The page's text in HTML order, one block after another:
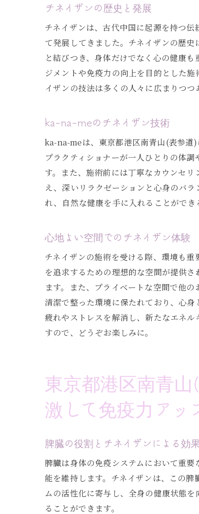
サ
実
施
免疫力
多
ka-
内
免
チネイ
心
ka-
実
健
体
南
心
チネイザンの歴史と発展
チネイザンは、古代中国に起源を持つ
て発展してきました。チネイザンの歴
と結びつき、身体だけでなく心の健康
ジメントや免疫力の向上を目的とした
イザンの技法は多くの人々に広まりつつ
ka-na-meのチネイザン技術
ka-na-meは、東京都港区南青山(表参道
プラクティショナーが一人ひとりの体
す。また、施術前には丁寧なカウンセ
え、深いリラクゼーションと心身のバ
れ、自然な健康を手に入れることができ
心地よい空間でのチネイザン体験
チネイザンの施術を受ける際、環境も
を追求するための理想的な空間が提供
ます。また、プライベートな空間で他
清潔で整った環境に保たれており、心
疲れやストレスを解消し、新たなエネ
すので、どうぞお楽しみに。
東京都港区南青
激して免疫力アッ
脾臓の役割とチネイザンによる効
脾臓は身体の免疫システムにおいて重
能を維持します。チネイザンは、この
ムの活性化に寄与し、全身の健康状態
ることができます。